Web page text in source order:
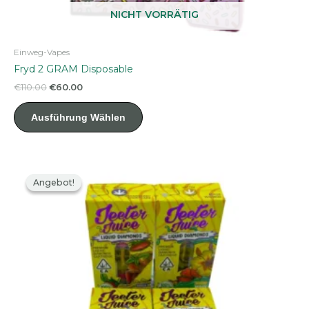
NICHT VORRÄTIG
Einweg-Vapes
Fryd 2 GRAM Disposable
€110.00 Ursprünglicher
€110.00
€60.00Aktueller
€60.00.
Ausführung Wählen
Produkt
auf.
Die
Optionen
können
auf
der
Produktseite
gewählt
Angebot!
Angebot!